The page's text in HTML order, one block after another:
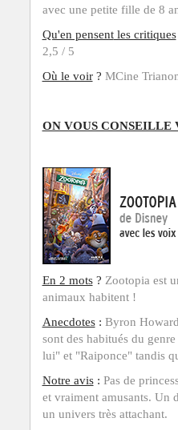
avec une petite fille de 8
Qu'en pensentles critiques
2,5 / 5
Où le voir? MCine
ON VOUS CONSEILLE
En 2 mots? Zootopia est
animaux habitent !
Anecdotes: Byron
sont des habitués du
lui" et "Raiponce" tandis
Notre avis: Pas de
et vraiment amusants. Un
un univers très attachant.